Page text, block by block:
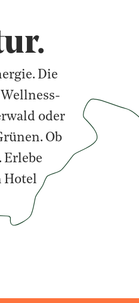
Die
oder
Ob
Erlebe
Hotel